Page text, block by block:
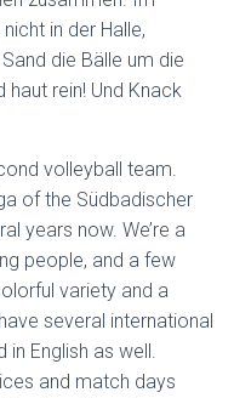
in der Halle,
die Bälle um die
haut rein! Und Knack
volleyball team.
of the Südbadischer
years now. We’re a
people, and a few
variety and a
several international
English as well.
and match days